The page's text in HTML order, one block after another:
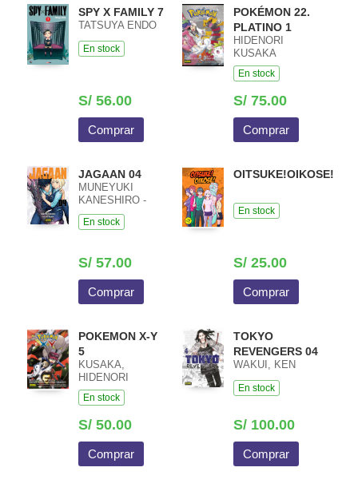
SPY X FAMILY 7
TATSUYA ENDO
En stock
S/ 56.00
Comprar
POKÉMON 22.
PLATINO 1
HIDENORI
KUSAKA
En stock
S/ 75.00
Comprar
JAGAAN 04
MUNEYUKI
KANESHIRO -
KENSUKE
NISHIDA
En stock
S/ 57.00
Comprar
OITSUKE!OIKOSE!
En stock
S/ 25.00
Comprar
POKEMON X-Y
5
KUSAKA,
HIDENORI
En stock
S/ 50.00
Comprar
TOKYO
REVENGERS 04
WAKUI, KEN
En stock
S/ 100.00
Comprar